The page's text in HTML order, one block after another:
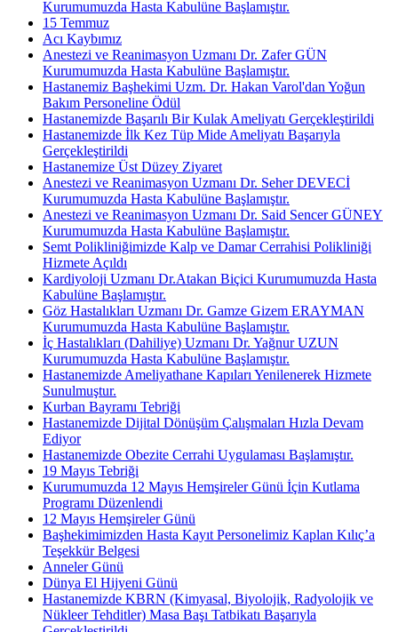
Kurumumuzda Hasta Kabulüne Başlamıştır.
15 Temmuz
Acı Kaybımız
Anestezi ve Reanimasyon Uzmanı Dr. Zafer GÜN
Kurumumuzda Hasta Kabulüne Başlamıştır.
Hastanemiz Başhekimi Uzm. Dr. Hakan Varol'dan Yoğun
Bakım Personeline Ödül
Hastanemizde Başarılı Bir Kulak Ameliyatı Gerçekleştirildi
Hastanemizde İlk Kez Tüp Mide Ameliyatı Başarıyla
Gerçekleştirildi
Hastanemize Üst Düzey Ziyaret
Anestezi ve Reanimasyon Uzmanı Dr. Seher DEVECİ
Kurumumuzda Hasta Kabulüne Başlamıştır.
Anestezi ve Reanimasyon Uzmanı Dr. Said Sencer GÜNEY
Kurumumuzda Hasta Kabulüne Başlamıştır.
Semt Polikliniğimizde Kalp ve Damar Cerrahisi Polikliniği
Hizmete Açıldı
Kardiyoloji Uzmanı Dr.Atakan Biçici Kurumumuzda Hasta
Kabulüne Başlamıştır.
Göz Hastalıkları Uzmanı Dr. Gamze Gizem ERAYMAN
Kurumumuzda Hasta Kabulüne Başlamıştır.
İç Hastalıkları (Dahiliye) Uzmanı Dr. Yağnur UZUN
Kurumumuzda Hasta Kabulüne Başlamıştır.
Hastanemizde Ameliyathane Kapıları Yenilenerek Hizmete
Sunulmuştur.
Kurban Bayramı Tebriği
Hastanemizde Dijital Dönüşüm Çalışmaları Hızla Devam
Ediyor
Hastanemizde Obezite Cerrahi Uygulaması Başlamıştır.
19 Mayıs Tebriği
Kurumumuzda 12 Mayıs Hemşireler Günü İçin Kutlama
Programı Düzenlendi
12 Mayıs Hemşireler Günü
Başhekimimizden Hasta Kayıt Personelimiz Kaplan Kılıç’a
Teşekkür Belgesi
Anneler Günü
Dünya El Hijyeni Günü
Hastanemizde KBRN (Kimyasal, Biyolojik, Radyolojik ve
Nükleer Tehditler) Masa Başı Tatbikatı Başarıyla